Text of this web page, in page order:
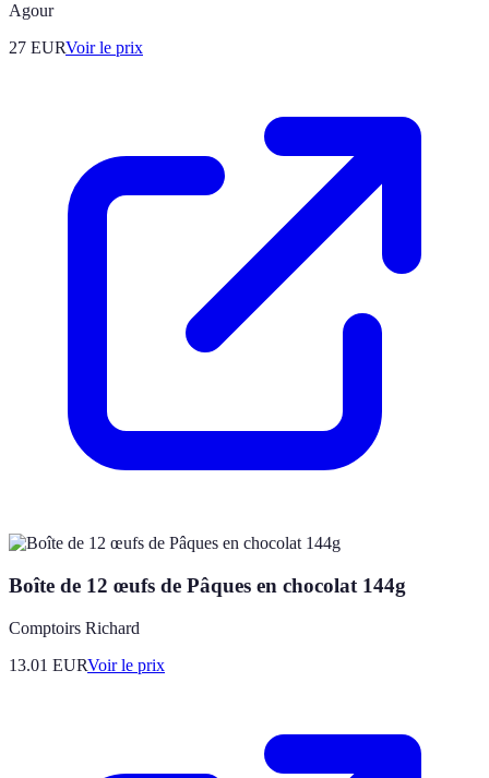
Agour
27 EURVoir le prix
Boîte de 12 œufs de Pâques en chocolat 144g
Comptoirs Richard
13.01 EURVoir le prix